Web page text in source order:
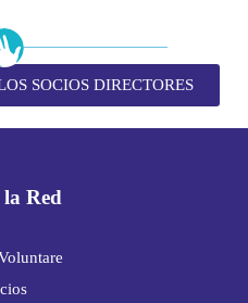
SOCIOS DIRECTORES
la Red